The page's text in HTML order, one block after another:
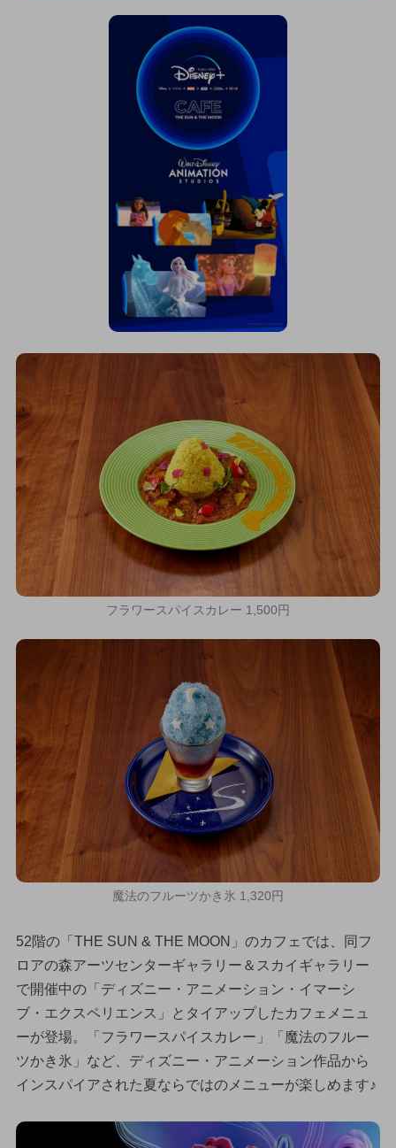
フラワースパイスカレー 1,500円
魔法のフルーツかき氷 1,320円
52階の「THE SUN & THE MOON」のカフェでは、同フ
ロアの森アーツセンターギャラリー＆スカイギャラリー
で開催中の「ディズニー・アニメーション・イマーシ
ブ・エクスペリエンス」とタイアップしたカフェメニュ
ーが登場。「フラワースパイスカレー」「魔法のフルー
ツかき氷」など、ディズニー・アニメーション作品から
インスパイアされた夏ならではのメニューが楽しめます♪